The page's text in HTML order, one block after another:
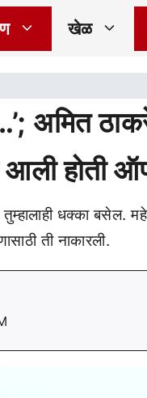
खेळ
अमित
आली होती
धक्का बसेल.
ती नाकारली.